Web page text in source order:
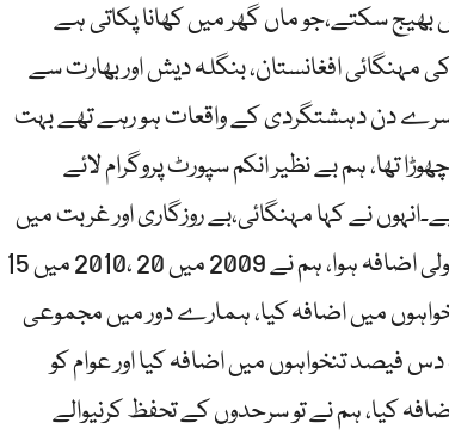
سکتے،جو ماں گھر میں کھانا پکاتی ہے
افغانستان، بنگلہ دیش اور بھارت سے
دوسرے دن دہشتگردی کے واقعات ہو رہے تھے بہت
تھا، ہم بے نظیر انکم سپورٹ پروگرام لائے
نے کہا مہنگائی،بے روزگاری اور غربت میں
تاریخی اضافہ مگر بے نظیر انکم سپورٹ پروگرام میں معمولی اضافہ ہوا، ہم نے 2009 میں 20 ،2010 میں 15
اضافہ کیا، 2011 میں 50 فیصد تنخواہوں میں اضافہ کیا، ہمارے دور میں مجموعی
نے صرف دس فیصد تنخواہوں میں اضافہ کیا اور عوام کو
کیا، ہم نے تو سرحدوں کے تحفظ کرنیوالے